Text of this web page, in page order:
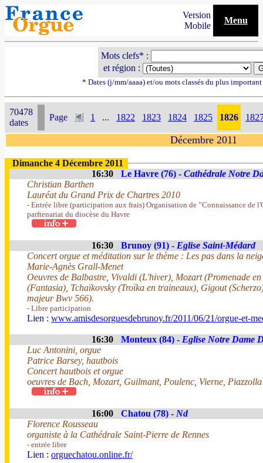
Version
Mobile
Menu
Mots clefs* :
et région :
* Dates (j/mm/aaaa) et/ou mots classés du plus
70478
dates
Page 1 ... 1822 1823 1824 1825 1826
Décembre 2011
Dimanche 4 Décembre 2011
16:30
Le Havre (76) - Cathédrale Notre
Christian Barthen
Lauréat du Grand Prix de Chartres 2010
- Entrée libre (participation aux frais) Organisation de ”Connaissance de
parftenariat du diocèse du Havre
16:30 Brunoy (91) - Eglise Saint-Médard
Concert orgue et méditation sur le thème : Les pas dans la
Marie-Agnès Grall-Menet
Oeuvres de Balbastre, Vivaldi (L'hiver), Mozart (Promenade
(Fantasia), Tchaïkovsky (Troïka en traineaux), Gigout
majeur Bwv 566).
- Libre participation
Lien : www.amisdesorguesdebrunoy.fr/2011/06/21/orgue-et-
16:30 Monteux (84) - Eglise Notre Dame
Luc Antonini, orgue
Patrice Barsey, hautbois
Concert hautbois et orgue
oeuvres de Bach, Mozart, Guilmant, Poulenc, Vierne, Piazzolla
16:00 Chatou (78) - Nd
Florence Rousseau
organiste à la Cathédrale Saint-Pierre de Rennes
- entrée libre
Lien : orguechatou.online.fr/